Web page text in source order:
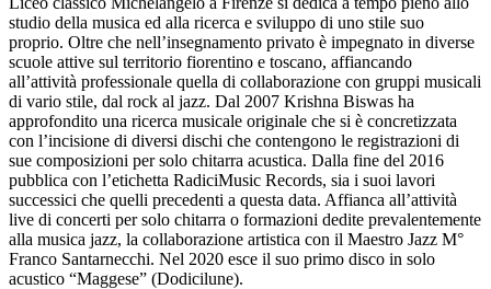
studio della musica ed alla ricerca e sviluppo di uno stile suo
proprio. Oltre che nell’insegnamento privato è impegnato in diverse
scuole attive sul territorio fiorentino e toscano, affiancando
all’attività professionale quella di collaborazione con gruppi musicali
di vario stile, dal rock al jazz. Dal 2007 Krishna Biswas ha
approfondito una ricerca musicale originale che si è concretizzata
con l’incisione di diversi dischi che contengono le registrazioni di
sue composizioni per solo chitarra acustica. Dalla fine del 2016
pubblica con l’etichetta RadiciMusic Records, sia i suoi lavori
successici che quelli precedenti a questa data. Affianca all’attività
live di concerti per solo chitarra o formazioni dedite prevalentemente
alla musica jazz, la collaborazione artistica con il Maestro Jazz M°
Franco Santarnecchi. Nel 2020 esce il suo primo disco in solo
acustico “Maggese” (Dodicilune).